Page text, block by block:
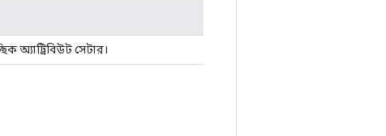
অ্যাট্রিবিউট সেটার।